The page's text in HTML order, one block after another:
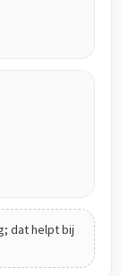
dat helpt bij